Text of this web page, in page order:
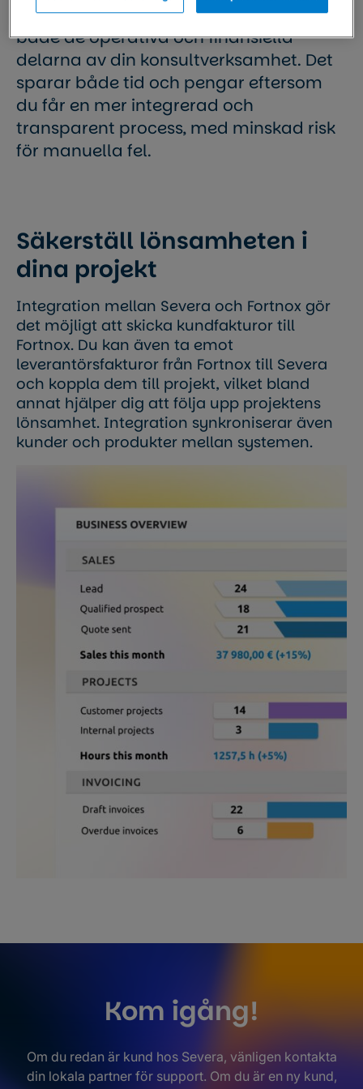
integration kan du sömlöst hantera
både de operativa och finansiella
delarna av din konsultverksamhet. Det
sparar både tid och pengar eftersom
du får en mer integrerad och
transparent process, med minskad risk
för manuella fel.
Säkerställ lönsamheten i
dina projekt
Integration mellan Severa och Fortnox gör
det möjligt att skicka kundfakturor till
Fortnox. Du kan även ta emot
leverantörsfakturor från Fortnox till Severa
och koppla dem till projekt, vilket bland
annat hjälper dig att följa upp projektens
lönsamhet. Integration synkroniserar även
kunder och produkter mellan systemen.
Kom igång!
Om du redan är kund hos Severa, vänligen kontakta
din lokala partner för support. Om du är en ny kund,